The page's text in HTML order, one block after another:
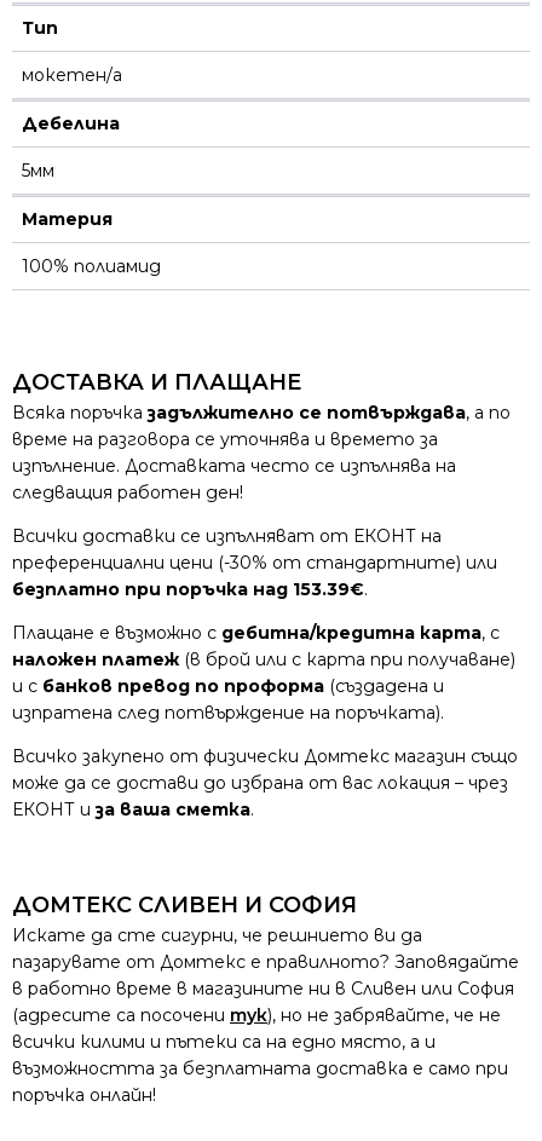
Тип
мокетен/а
Дебелина
5мм
Материя
100% полиамид
ДОСТАВКА И ПЛАЩАНЕ
Всяка поръчказадължително се потвърждава, а по
време на разговора се уточнява и времето за
изпълнение. Доставката често се изпълнява на
следващия работен ден!
Всички доставки се изпълняват от ЕКОНТ на
преференциални цени (-30% от стандартните) или
безплатно при поръчка над 153.39€.
Плащане е възможно с дебитна/кредитна карта, с
наложен платеж (в брой или с карта при получаване)
и с банков превод по проформа (създадена и
изпратена след потвърждение на поръчката).
Всичко закупено от физически Домтекс магазин също
може да се достави до избрана от вас локация – чрез
ЕКОНТ иза ваша сметка.
ДОМТЕКС СЛИВЕН И СОФИЯ
Искате да сте сигурни, че решнието ви да
пазарувате от Домтекс е правилното? Заповядайте
в работно време в магазините ни в Сливен или София
(адресите са посочени тук), но не забрявайте, че не
всички килими и пътеки са на едно място, а и
възможността за безплатната доставка е само при
поръчка онлайн!